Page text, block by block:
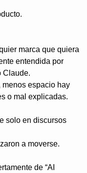
marca que quiera
entendida por
Claude.
menos espacio hay
o mal explicadas.
solo en discursos
a moverse.
de “AI